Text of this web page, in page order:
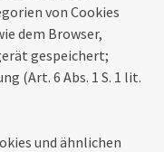
von Cookies
dem Browser,
gespeichert;
(Art. 6 Abs. 1 S. 1 lit.
und ähnlichen